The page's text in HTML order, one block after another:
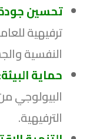
تحسين
ترفيهية
النفسية
حماية البيئة:
البيولوجي
الترفيهية.